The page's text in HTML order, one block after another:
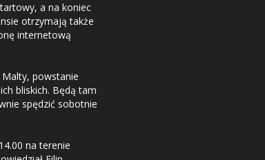
a na koniec
otrzymają także
internetową
powstanie
bliskich. Będą tam
spędzić sobotnie
na terenie